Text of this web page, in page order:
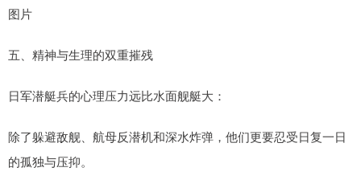
图片
五、精神与生理的双重摧残
日军潜艇兵的心理压力远比水面舰艇大：
除了躲避敌舰、航母反潜机和深水炸弹，他们更要忍受日复一日
的孤独与压抑。